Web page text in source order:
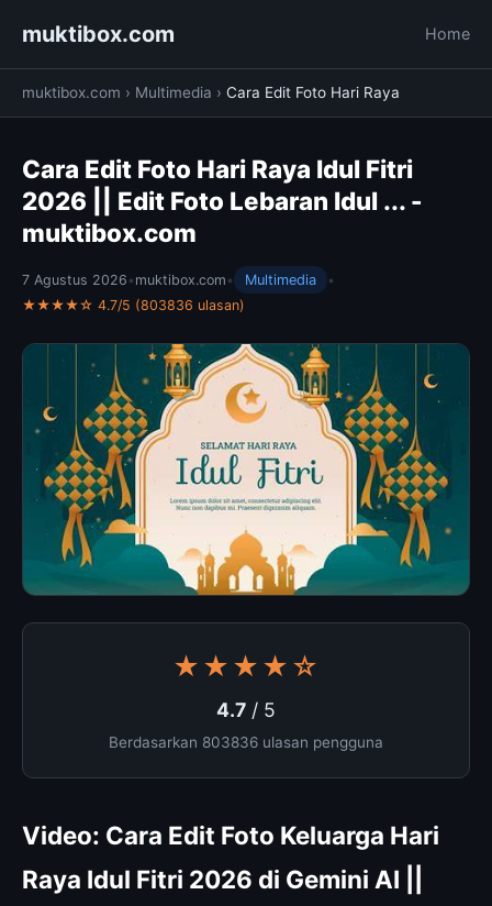
muktibox.com Home
muktibox.com › Multimedia › Cara Edit Foto Hari Raya
Cara Edit Foto Hari Raya Idul Fitri
2026 || Edit Foto Lebaran Idul ... -
muktibox.com
7 Agustus 2026 • muktibox.com • Multimedia
•
★★★★☆ 4.7/5 (803836 ulasan)
★★★★☆
4.7 / 5
Berdasarkan 803836 ulasan pengguna
Video: Cara Edit Foto Keluarga Hari
Raya Idul Fitri 2026 di Gemini AI ||